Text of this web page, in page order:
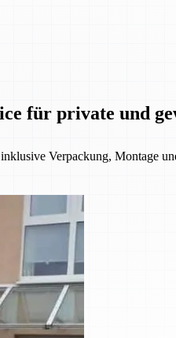
für private und
Verpackung, Montage